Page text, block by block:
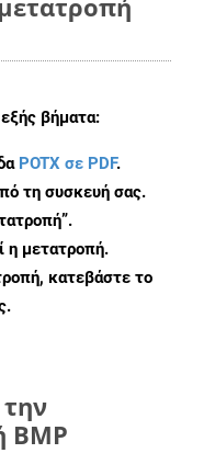
βήματα:
POTX σε PDF.
τη συσκευή σας.
.
η μετατροπή.
κατεβάστε το
BMP